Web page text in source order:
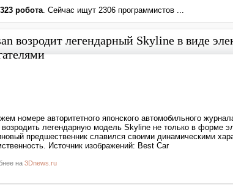
робота. Сейчас ищут 2306 программистов ...
возродит легендарный Skyline в виде
номере авторитетного японского автомобильного
возродить легендарную модель Skyline не только в форме
предшественник славился своими динамическими
Источник изображений: Best Car
на 3Dnews.ru